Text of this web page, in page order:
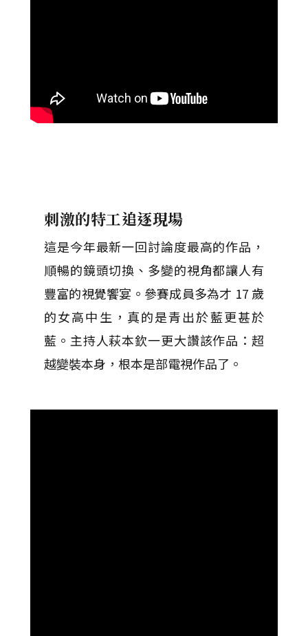
刺激的特工追逐現場
這是今年最新一回討論度最高的作品，
順暢的鏡頭切換、多變的視角都讓人有
豐富的視覺饗宴。參賽成員多為才 17 歲
的女高中生，真的是青出於藍更甚於
藍。主持人萩本欽一更大讚該作品：超
越變裝本身，根本是部電視作品了。